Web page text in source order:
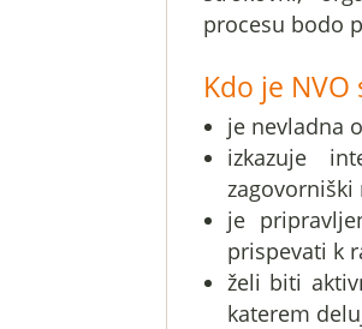
procesu bodo
Kdo je
je nevladna
izkazuje
zagovorniški
je
prispevati k
želi biti
katerem